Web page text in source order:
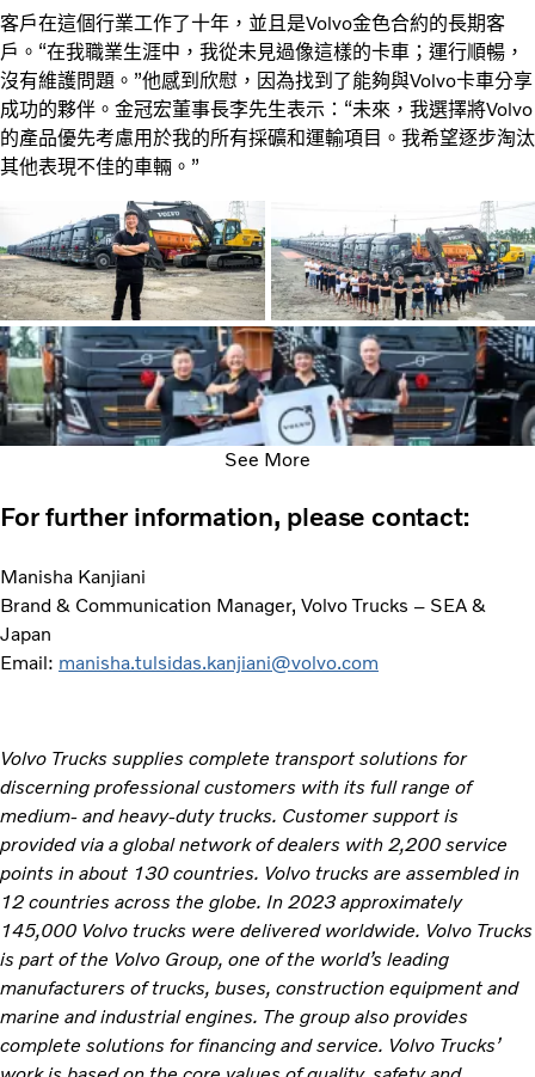
客戶在這個行業工作了十年，並且是Volvo金色合約的長期客
戶。“在我職業生涯中，我從未見過像這樣的卡車；運行順暢，
沒有維護問題。”他感到欣慰，因為找到了能夠與Volvo卡車分享
成功的夥伴。金冠宏董事長李先生表示：“未來，我選擇將Volvo
的產品優先考慮用於我的所有採礦和運輸項目。我希望逐步淘汰
其他表現不佳的車輛。”
See More
For further information, please contact:
Manisha Kanjiani
Brand & Communication Manager, Volvo Trucks – SEA &
Japan
Email: manisha.tulsidas.kanjiani@volvo.com
Volvo Trucks supplies complete transport solutions for
discerning professional customers with its full range of
medium- and heavy-duty trucks. Customer support is
provided via a global network of dealers with 2,200 service
points in about 130 countries. Volvo trucks are assembled in
12 countries across the globe. In 2023 approximately
145,000 Volvo trucks were delivered worldwide. Volvo Trucks
is part of the Volvo Group, one of the world’s leading
manufacturers of trucks, buses, construction equipment and
marine and industrial engines. The group also provides
complete solutions for financing and service. Volvo Trucks’